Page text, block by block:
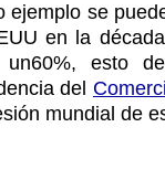
ejemplo se
en la
un60%, esto
del
mundial de